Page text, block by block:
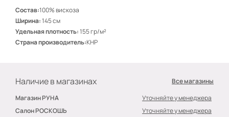
Состав:100% вискоза
Ширина:145 см
Удельная плотность:155 гр/м²
Страна производитель:КНР
Наличие в магазинах
Все магазины
Магазин РУНА
Уточняйте у менеджера
Салон РОСКОШЬ
Уточняйте у менеджера